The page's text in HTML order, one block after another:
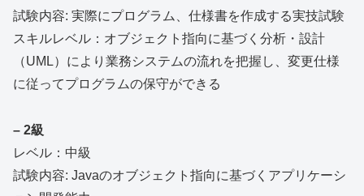
試験内容: 実際にプログラム、仕様書を作成する実技試験
スキルレベル：オブジェクト指向に基づく分析・設計
（UML）により業務システムの流れを把握し、変更仕様
に従ってプログラムの保守ができる
– 2級
レベル：中級
試験内容: Javaのオブジェクト指向に基づくアプリケーシ